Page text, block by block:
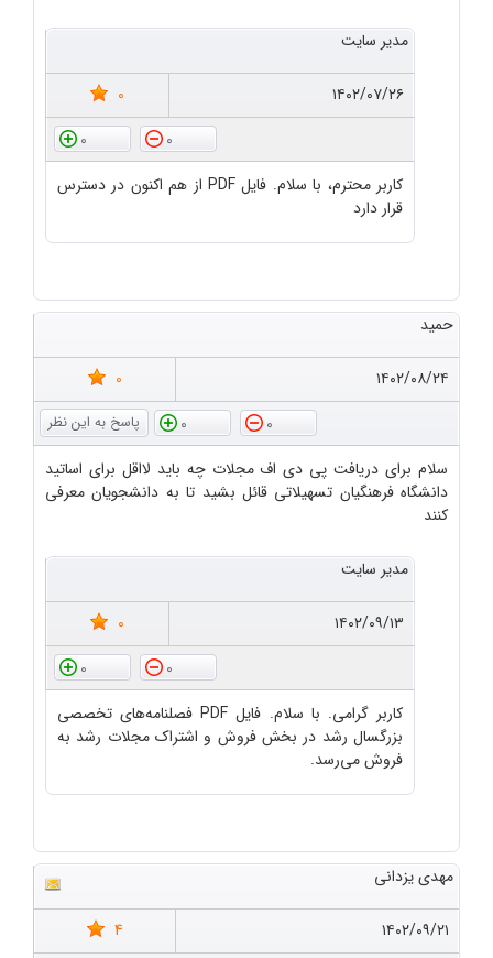
مدیر سایت
۱۴۰۲/۰۷/۲۶
0
0
0
کاربر محترم، با سلام. فایل PDF از هم اکنون در دسترس
قرار دارد
حمید
۱۴۰۲/۰۸/۲۴
0
0
0
سلام برای دریافت پی دی اف مجلات چه باید لااقل برای اساتید
دانشگاه فرهنگیان تسهیلاتی قائل بشید تا به دانشجویان معرفی
کنند
مدیر سایت
۱۴۰۲/۰۹/۱۳
0
0
0
کاربر گرامی. با سلام. فایل PDF فصلنامه‌های تخصصی
بزرگسال رشد در بخش فروش و اشتراک مجلات رشد به
فروش می‌رسد.
مهدی یزدانی
۱۴۰۲/۰۹/۲۱
4